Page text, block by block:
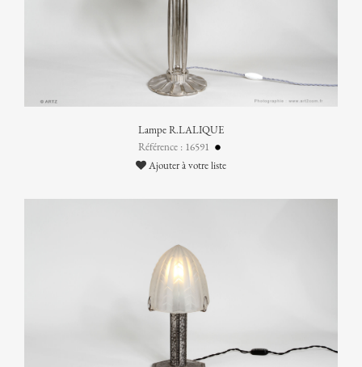
Lampe R.LALIQUE
Référence : 16591
Ajouter à votre liste